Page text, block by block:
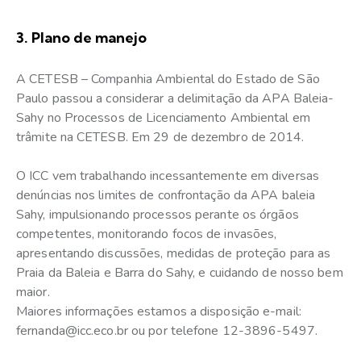
3. Plano de manejo
A CETESB – Companhia Ambiental do Estado de São
Paulo passou a considerar a delimitação da APA Baleia-
Sahy no Processos de Licenciamento Ambiental em
trâmite na CETESB. Em 29 de dezembro de 2014.
O ICC vem trabalhando incessantemente em diversas
denúncias nos limites de confrontação da APA baleia
Sahy, impulsionando processos perante os órgãos
competentes, monitorando focos de invasões,
apresentando discussões, medidas de proteção para as
Praia da Baleia e Barra do Sahy, e cuidando de nosso bem
maior.
Maiores informações estamos a disposição e-mail:
fernanda@icc.eco.br ou por telefone 12-3896-5497.